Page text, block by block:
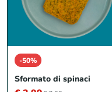
-50%
Sformato di spinaci